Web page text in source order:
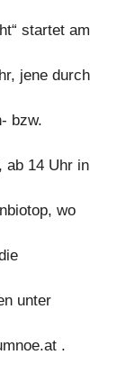
startet am
jene durch
bzw.
ab 14 Uhr in
wo
unter
.